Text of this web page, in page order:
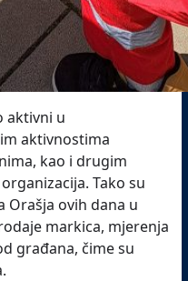
aktivni u
aktivnostima
kao i drugim
Tako su
Orašja ovih dana u
markica, mjerenja
građana, čime su